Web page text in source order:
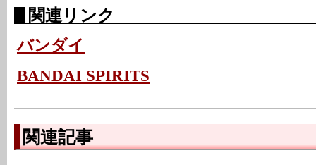
関連リンク
バンダイ
BANDAI SPIRITS
関連記事